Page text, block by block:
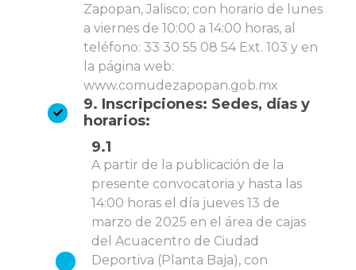
Zapopan, Jalisco; con horario de lunes
a viernes de 10:00 a 14:00 horas, al
teléfono: 33 30 55 08 54 Ext. 103 y en
la página web:
www.comudezapopan.gob.mx
9. Inscripciones: Sedes, días y
horarios:
9.1
A partir de la publicación de la
presente convocatoria y hasta las
14:00 horas el día jueves 13 de
marzo de 2025 en el área de cajas
del Acuacentro de Ciudad
Deportiva (Planta Baja), con